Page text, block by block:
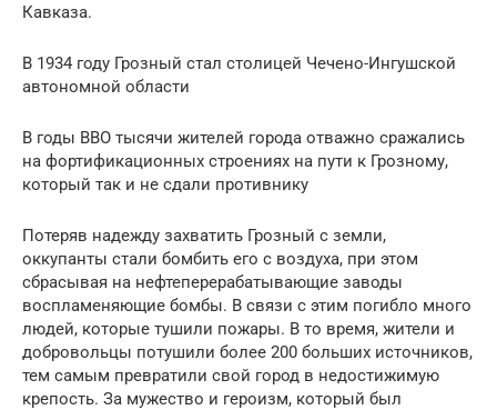
Кавказа.
В 1934 году Грозный стал столицей Чечено-Ингушской
автономной области
В годы ВВО тысячи жителей города отважно сражались
на фортификационных строениях на пути к Грозному,
который так и не сдали противнику
Потеряв надежду захватить Грозный с земли,
оккупанты стали бомбить его с воздуха, при этом
сбрасывая на нефтеперерабатывающие заводы
воспламеняющие бомбы. В связи с этим погибло много
людей, которые тушили пожары. В то время, жители и
добровольцы потушили более 200 больших источников,
тем самым превратили свой город в недостижимую
крепость. За мужество и героизм, который был